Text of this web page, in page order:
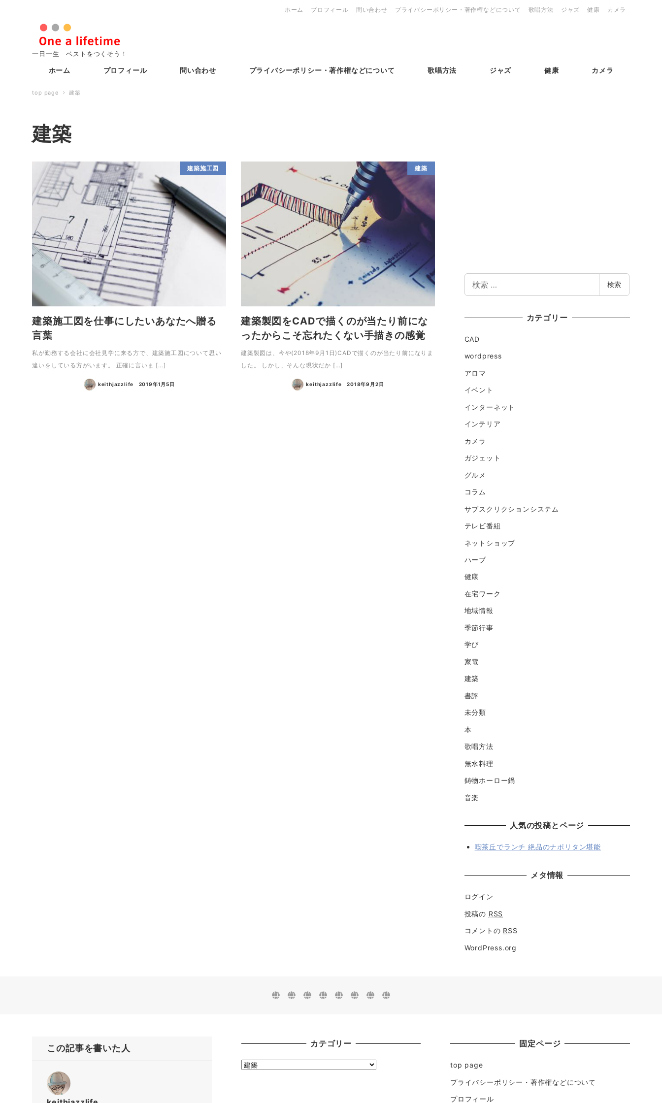
ホーム プロフィール 問い合わせ プライバシーポリシー・著作権などについて 歌唱方法 ジャズ 健康 カメラ
一日一生 ベストをつくそう！
ホーム プロフィール 問い合わせ プライバシーポリシー・著作権などについて 歌唱方法 ジャズ 健康 カメラ
top page 建築
建築
建築施工図
建築施工図を仕事にしたいあなたへ贈る
言葉
私が勤務する会社に会社見学に来る方で、建築施工図について思い
違いをしている方がいます。 正確に言いま […]
keithjazzlife 2019年1月5日
建築
建築製図をCADで描くのが当たり前にな
ったからこそ忘れたくない手描きの感覚
建築製図は、今や(2018年9月1日)CADで描くのが当たり前になりま
した。 しかし、そんな現状だか […]
keithjazzlife 2018年9月2日
索
検索
カテゴリー
CAD
wordpress
アロマ
イベント
インターネット
インテリア
カメラ
ガジェット
グルメ
コラム
サブスクリクションシステム
テレビ番組
ネットショップ
ハーブ
健康
在宅ワーク
地域情報
季節行事
学び
家電
建築
書評
未分類
本
歌唱方法
無水料理
鋳物ホーロー鍋
音楽
人気の投稿とページ
喫茶丘でランチ 絶品のナポリタン堪能
メタ情報
ログイン
投稿の RSS
コメントの RSS
WordPress.org
この記事を書いた人 カテゴリー
カ
固定ページ
top page
プライバシーポリシー・著作権などについて
プロフィール